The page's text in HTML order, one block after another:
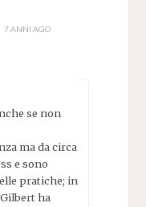
7 ANNI AGO
se non
ma da circa
e sono
pratiche; in
ha